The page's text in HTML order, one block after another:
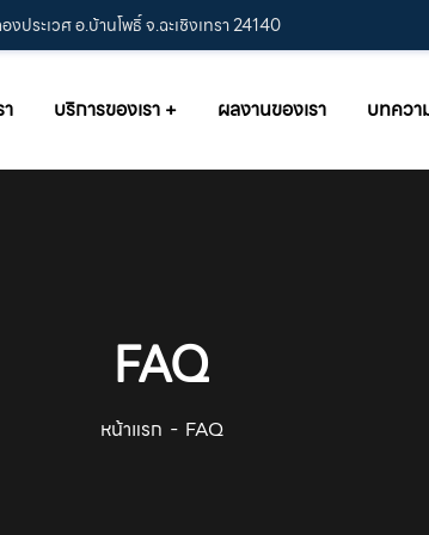
ประเวศ อ.บ้านโพธิ์ จ.ฉะเชิงเทรา 24140
บริการของเรา ผลงานของเรา บทควา
FAQ
หน้าแรก FAQ